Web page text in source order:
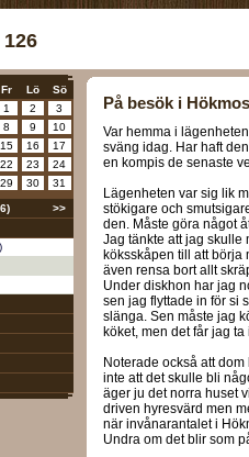
Fr Lö
Sö
1
2
3
8 9
10
15 16
17
22 23
24
29 30 31
>>
På besök i
Var hemma i
sväng idag. Har haft den
en kompis de senaste
Lägenheten var sig lik
stökigare och
den. Måste göra något
Jag tänkte att jag skulle
köksskåpen till att börja
även rensa bort allt
Under diskhon har jag
sen jag flyttade in för si
slänga. Sen måste jag
köket, men det får jag
Noterade också att
inte att det skulle bli
äger ju det norra huset
driven hyresvärd men
när invånarantalet i
Undra om det blir som